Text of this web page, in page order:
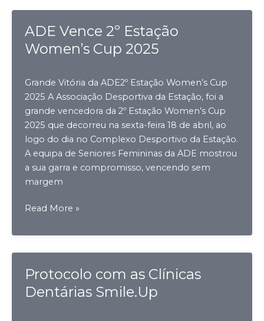
Diamantino
ADE Vence 2º Estação
Women’s Cup 2025
Grande Vitória da ADE2º Estação Women’s Cup
2025 A Associação Desportiva da Estação, foi a
grande vencedora da 2º Estação Women’s Cup
2025 que decorreu na sexta-feira 18 de abril, ao
logo do dia no Complexo Desportivo da Estação.
A equipa de Seniores Femininas da ADE mostrou
a sua garra e compromisso, vencendo sem
margem
ADE
2º
Estação
Cup
2025
Read More »
Protocolo com as Clínicas
Dentárias Smile.Up